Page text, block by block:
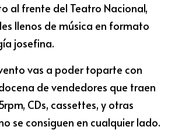
al frente del Teatro Nacional,
llenos de música en formato
josefina.
vas a poder toparte con
de vendedores que traen
CDs, cassettes, y otras
se consiguen en cualquier lado.